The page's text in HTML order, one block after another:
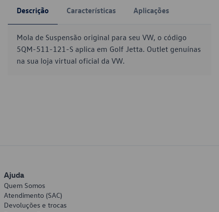
Descrição Características Aplicações
Mola de Suspensão original para seu VW, o código
5QM-511-121-S aplica em Golf Jetta. Outlet genuínas
na sua loja virtual oficial da VW.
Ajuda
Quem Somos
Atendimento (SAC)
Devoluções e trocas